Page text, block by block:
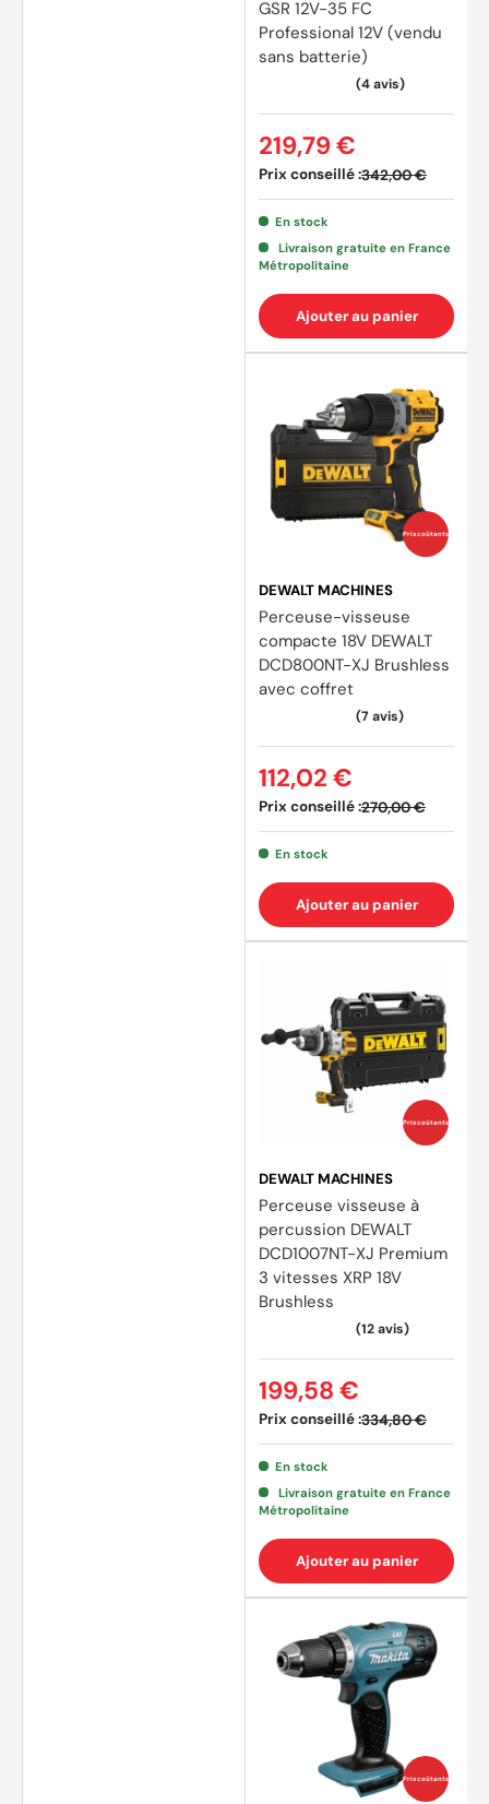
GSR 12V-35 FC
Professional 12V (vendu
sans batterie)
(4
Prix conseillé :342,00 €
219,79 €
En stock
Livraison gratuite en France
Métropolitaine
Ajouter au panier
Prix coûtants
DEWALT MACHINES
Perceuse-visseuse
compacte 18V DEWALT
DCD800NT-XJ Brushless
avec coffret
Prix conseillé :270,00 €
112,02 €
En stock
Ajouter au panier
Prix coûtants
DEWALT MACHINES
Perceuse visseuse à
percussion DEWALT
DCD1007NT-XJ Premium
3 vitesses XRP 18V
Brushless
Prix conseillé :334,80 €
199,58 €
En stock
Livraison gratuite en France
Métropolitaine
Ajouter au panier
Prix coûtants